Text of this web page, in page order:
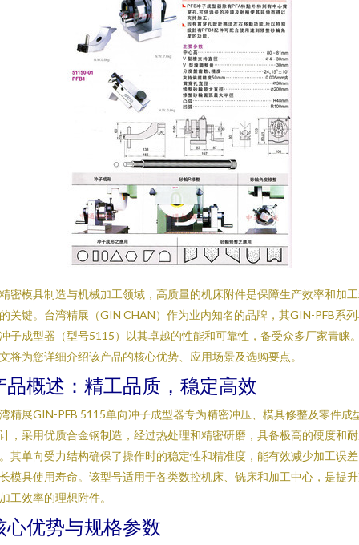
密模具制造与机械加工领域，高质量的机床附件是保障生产效率和加
关键。台湾精展（GIN CHAN）作为业内知名的品牌，其GIN-PFB系
子成型器（型号5115）以其卓越的性能和可靠性，备受众多厂家青睐
将为您详细介绍该产品的核心优势、应用场景及选购要点。
品概述：精工品质，稳定高效
精展GIN-PFB 5115单向冲子成型器专为精密冲压、模具修整及零件成
，采用优质合金钢制造，经过热处理和精密研磨，具备极高的硬度和
其单向受力结构确保了操作时的稳定性和精准度，能有效减少加工误
模具使用寿命。该型号适用于各类数控机床、铣床和加工中心，是提
工效率的理想附件。
心优势与规格参数